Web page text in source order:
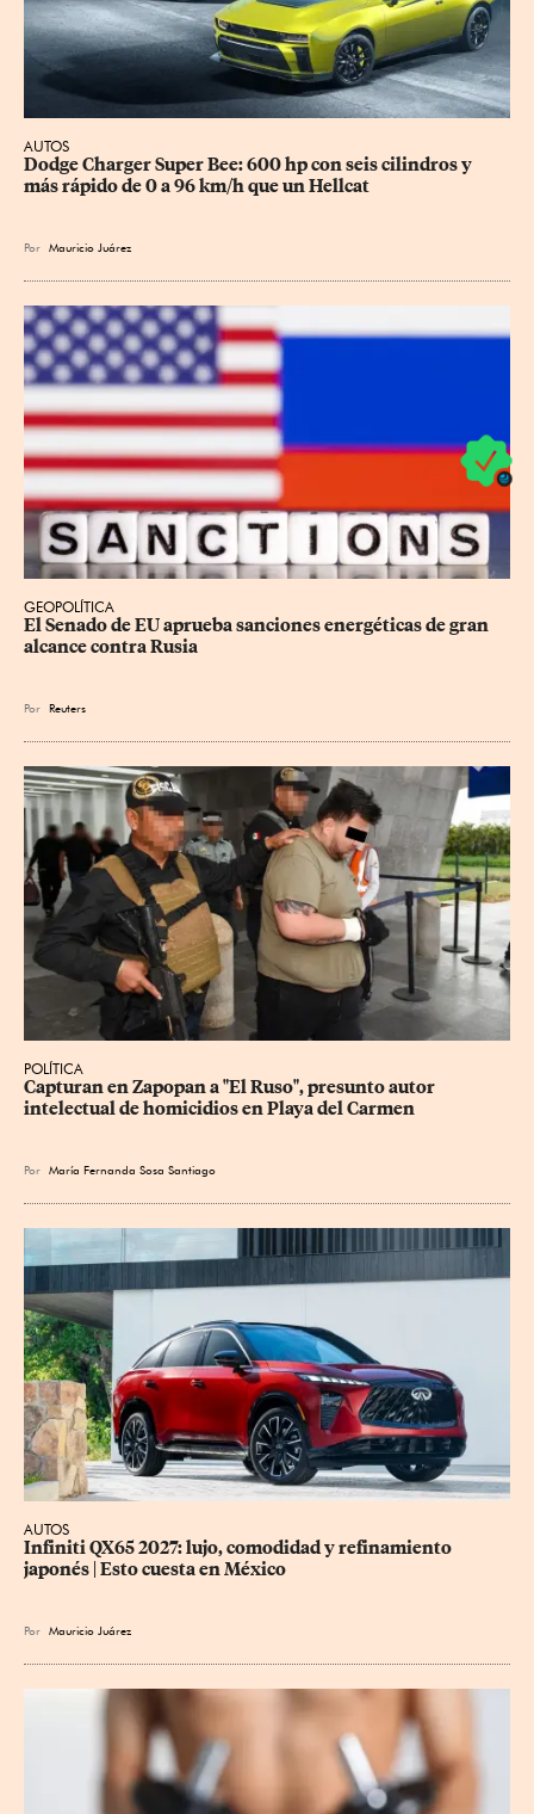
AUTOS
Dodge Charger Super Bee: 600 hp con seis cilindros y
más rápido de 0 a 96 km/h que un Hellcat
Por Mauricio Juárez
GEOPOLÍTICA
El Senado de EU aprueba sanciones energéticas de gran
alcance contra Rusia
Por Reuters
POLÍTICA
Capturan en Zapopan a "El Ruso", presunto autor
intelectual de homicidios en Playa del Carmen
Por María Fernanda Sosa Santiago
AUTOS
Infiniti QX65 2027: lujo, comodidad y refinamiento
japonés | Esto cuesta en México
Por Mauricio Juárez